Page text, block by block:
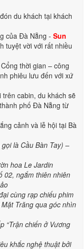
du khách tại khách
của Đà Nẵng -Sun
tuyệt vời với rất nhiều
thời gian – công
phiêu lưu đến với xứ
cabin, du khách sẽ
phố Đà Nẵng từ
cảnh và lễ hội tại Bà
là Cầu Bàn Tay) –
hoa Le Jardin
02, ngắm thiên nhiên
cùng rạp chiếu phim
Trăng qua góc nhìn
“Trận chiến ở Vương
khắc nghệ thuật bởi